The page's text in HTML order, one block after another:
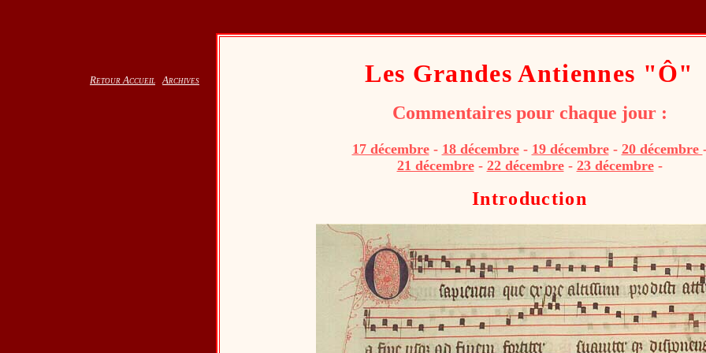
Retour Accueil Archives Les Grandes Antiennes "Ô"
Commentaires pour chaque jour :
17 décembre- 18 décembre- 19 décembre- 20 décembre
21 décembre- 22 décembre- 23 décembre-
Introduction